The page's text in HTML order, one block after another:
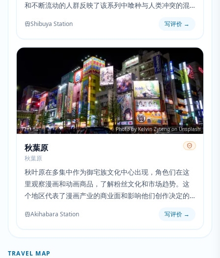
和不断流动的人群反映了该系列中喰种与人类冲突的混
Shibuya Station 写评价 →
Photo by Kelvin Zyteng on Unsplash
秋葉原
秋葉原
秋叶原在多集中作为御宅族文化中心出现，角色们在这
里观察漫画和动画商品，了解粉丝文化和市场趋势。这
个地区代表了漫画产业的商业面和影响他们创作决定的
Akihabara Station 写评价 →
TRAVEL MAP